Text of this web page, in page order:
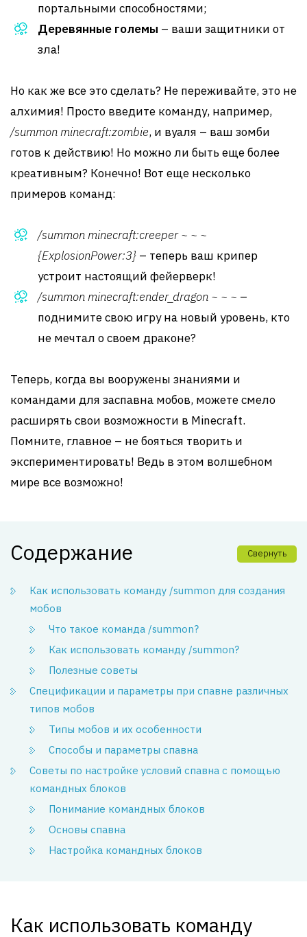
портальными способностями;
Деревянные големы – ваши защитники от
зла!
Но как же все это сделать? Не переживайте, это не
алхимия! Просто введите команду, например,
/summon minecraft:zombie, и вуаля – ваш зомби
готов к действию! Но можно ли быть еще более
креативным? Конечно! Вот еще несколько
примеров команд:
/summon minecraft:creeper ~ ~ ~
{ExplosionPower:3} – теперь ваш крипер
устроит настоящий фейерверк!
/summon minecraft:ender_dragon ~ ~ ~ –
поднимите свою игру на новый уровень, кто
не мечтал о своем драконе?
Теперь, когда вы вооружены знаниями и
командами для заспавна мобов, можете смело
расширять свои возможности в Minecraft.
Помните, главное – не бояться творить и
экспериментировать! Ведь в этом волшебном
мире все возможно!
Содержание Свернуть
Как использовать команду /summon для создания
мобов
Что такое команда /summon?
Как использовать команду /summon?
Полезные советы
Спецификации и параметры при спавне различных
типов мобов
Типы мобов и их особенности
Способы и параметры спавна
Советы по настройке условий спавна с помощью
командных блоков
Понимание командных блоков
Основы спавна
Настройка командных блоков
Как использовать команду